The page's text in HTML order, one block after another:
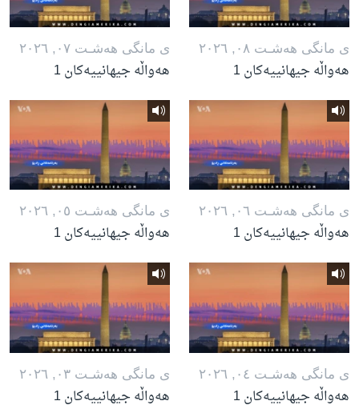
ی مانگی هه‌شـت ٠٨, ٢٠٢٦
هەواڵە جیهانییەکان 1
ی مانگی هه‌شـت ٠٧, ٢٠٢٦
هەواڵە جیهانییەکان 1
ی مانگی هه‌شـت ٠٦, ٢٠٢٦
هەواڵە جیهانییەکان 1
ی مانگی هه‌شـت ٠٥, ٢٠٢٦
هەواڵە جیهانییەکان 1
ی مانگی هه‌شـت ٠٤, ٢٠٢٦
هەواڵە جیهانییەکان 1
ی مانگی هه‌شـت ٠٣, ٢٠٢٦
هەواڵە جیهانییەکان 1